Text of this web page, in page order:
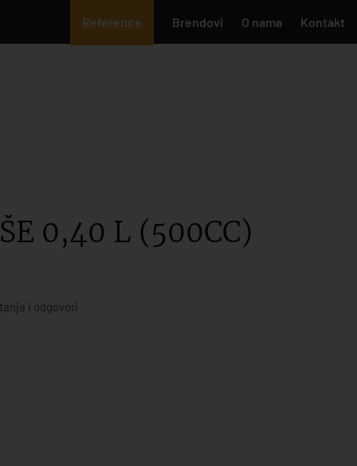
Reference Brendovi O nama Kontakt
0,40 L (500CC)
i odgovori